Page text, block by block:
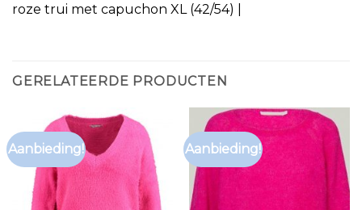
roze trui met capuchon XL (42/54) |
GERELATEERDE PRODUCTEN
Aanbieding! Aanbieding!